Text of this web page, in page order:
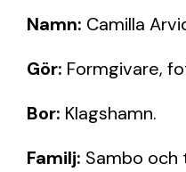
Namn: Camilla
Gör: Formgivare,
Bor: Klagshamn.
Familj: Sambo och